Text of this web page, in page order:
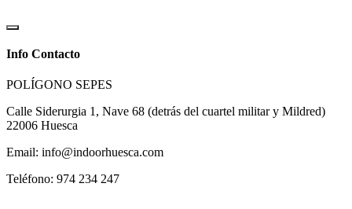
Info Contacto
POLÍGONO SEPES
Calle Siderurgia 1, Nave 68 (detrás del cuartel militar y Mildred)
22006 Huesca
Email: info@indoorhuesca.com
Teléfono: 974 234 247